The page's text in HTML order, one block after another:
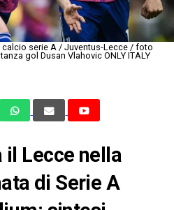
serie A / Juventus-Lecce / foto
gol Dusan Vlahovic ONLY ITALY
il Lecce nella
di Serie A